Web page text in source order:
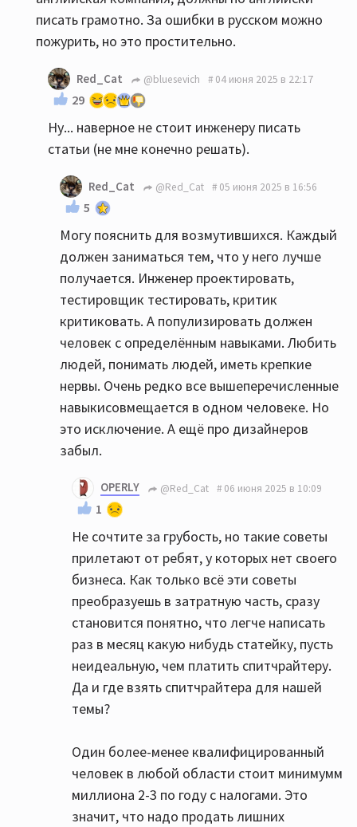
писать грамотно. За ошибки в русском можно
пожурить, но это простительно.
Red_Cat @bluesevich 04 июня 2025 в 22:17
29
Ну... наверное не стоит инженеру писать
статьи (не мне конечно решать).
Red_Cat @Red_Cat 05 июня 2025 в 16:56
5
Могу пояснить для возмутившихся. Каждый
должен заниматься тем, что у него лучше
получается. Инженер проектировать,
тестировщик тестировать, критик
критиковать. А популизировать должен
человек с определённым навыками. Любить
людей, понимать людей, иметь крепкие
нервы. Очень редко все вышеперечисленные
навыкисовмещается в одном человеке. Но
это исключение. А ещё про дизайнеров
забыл.
OPERLY @Red_Cat 06 июня 2025 в 10:09
1
Не сочтите за грубость, но такие советы
прилетают от ребят, у которых нет своего
бизнеса. Как только всё эти советы
преобразуешь в затратную часть, сразу
становится понятно, что легче написать
раз в месяц какую нибудь статейку, пусть
неидеальную, чем платить спитчрайтеру.
Да и где взять спитчрайтера для нашей
темы?
Один более-менее квалифицированный
человек в любой области стоит минимумм
миллиона 2-3 по году с налогами. Это
значит, что надо продать лишних